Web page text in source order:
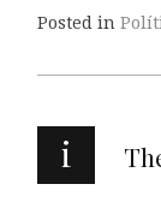
Posted in
i